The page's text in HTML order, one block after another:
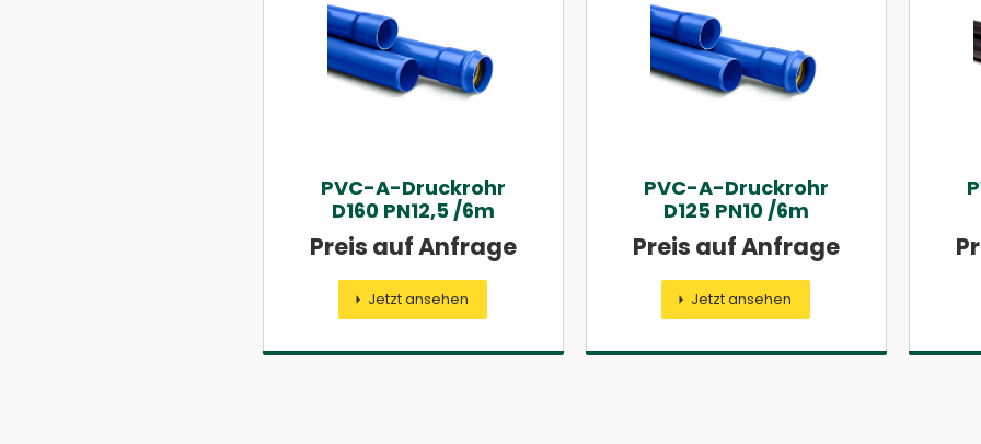
PVC-A-Druckrohr
D160 PN12,5 /6m
Preis auf Anfrage
Jetzt ansehen
PVC-A-Druckrohr
D125 PN10 /6m
Preis auf Anfrage
Jetzt ansehen